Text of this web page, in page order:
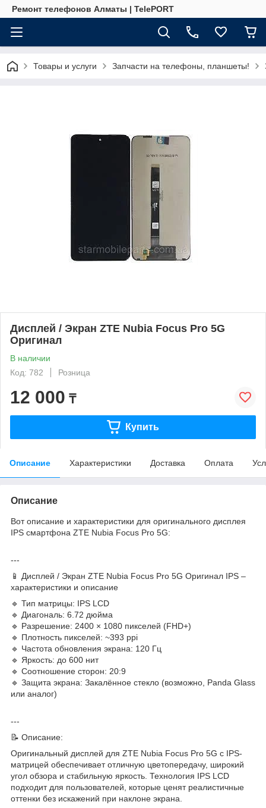
Ремонт телефонов Алматы | TelePORT
Товары и услуги Запчасти на телефоны, планшеты!
Дисплей / Экран ZTE Nubia Focus Pro 5G
Оригинал
В наличии
Код: 782
Розница
12 000 ₸
Купить
Описание Характеристики Доставка Оплата
Описание
Вот описание и характеристики для оригинального дисплея
IPS смартфона ZTE Nubia Focus Pro 5G:
---
📱 Дисплей / Экран ZTE Nubia Focus Pro 5G Оригинал IPS –
характеристики и описание
🔹 Тип матрицы: IPS LCD
🔹 Диагональ: 6.72 дюйма
🔹 Разрешение: 2400 × 1080 пикселей (FHD+)
🔹 Плотность пикселей: ~393 ppi
🔹 Частота обновления экрана: 120 Гц
🔹 Яркость: до 600 нит
🔹 Соотношение сторон: 20:9
🔹 Защита экрана: Закалённое стекло (возможно, Panda Glass
или аналог)
---
📝 Описание:
Оригинальный дисплей для ZTE Nubia Focus Pro 5G с IPS-
матрицей обеспечивает отличную цветопередачу, широкий
угол обзора и стабильную яркость. Технология IPS LCD
подходит для пользователей, которые ценят реалистичные
оттенки без искажений при наклоне экрана.